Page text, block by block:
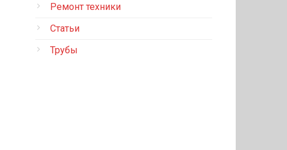
Ремонт техники
Статьи
Трубы